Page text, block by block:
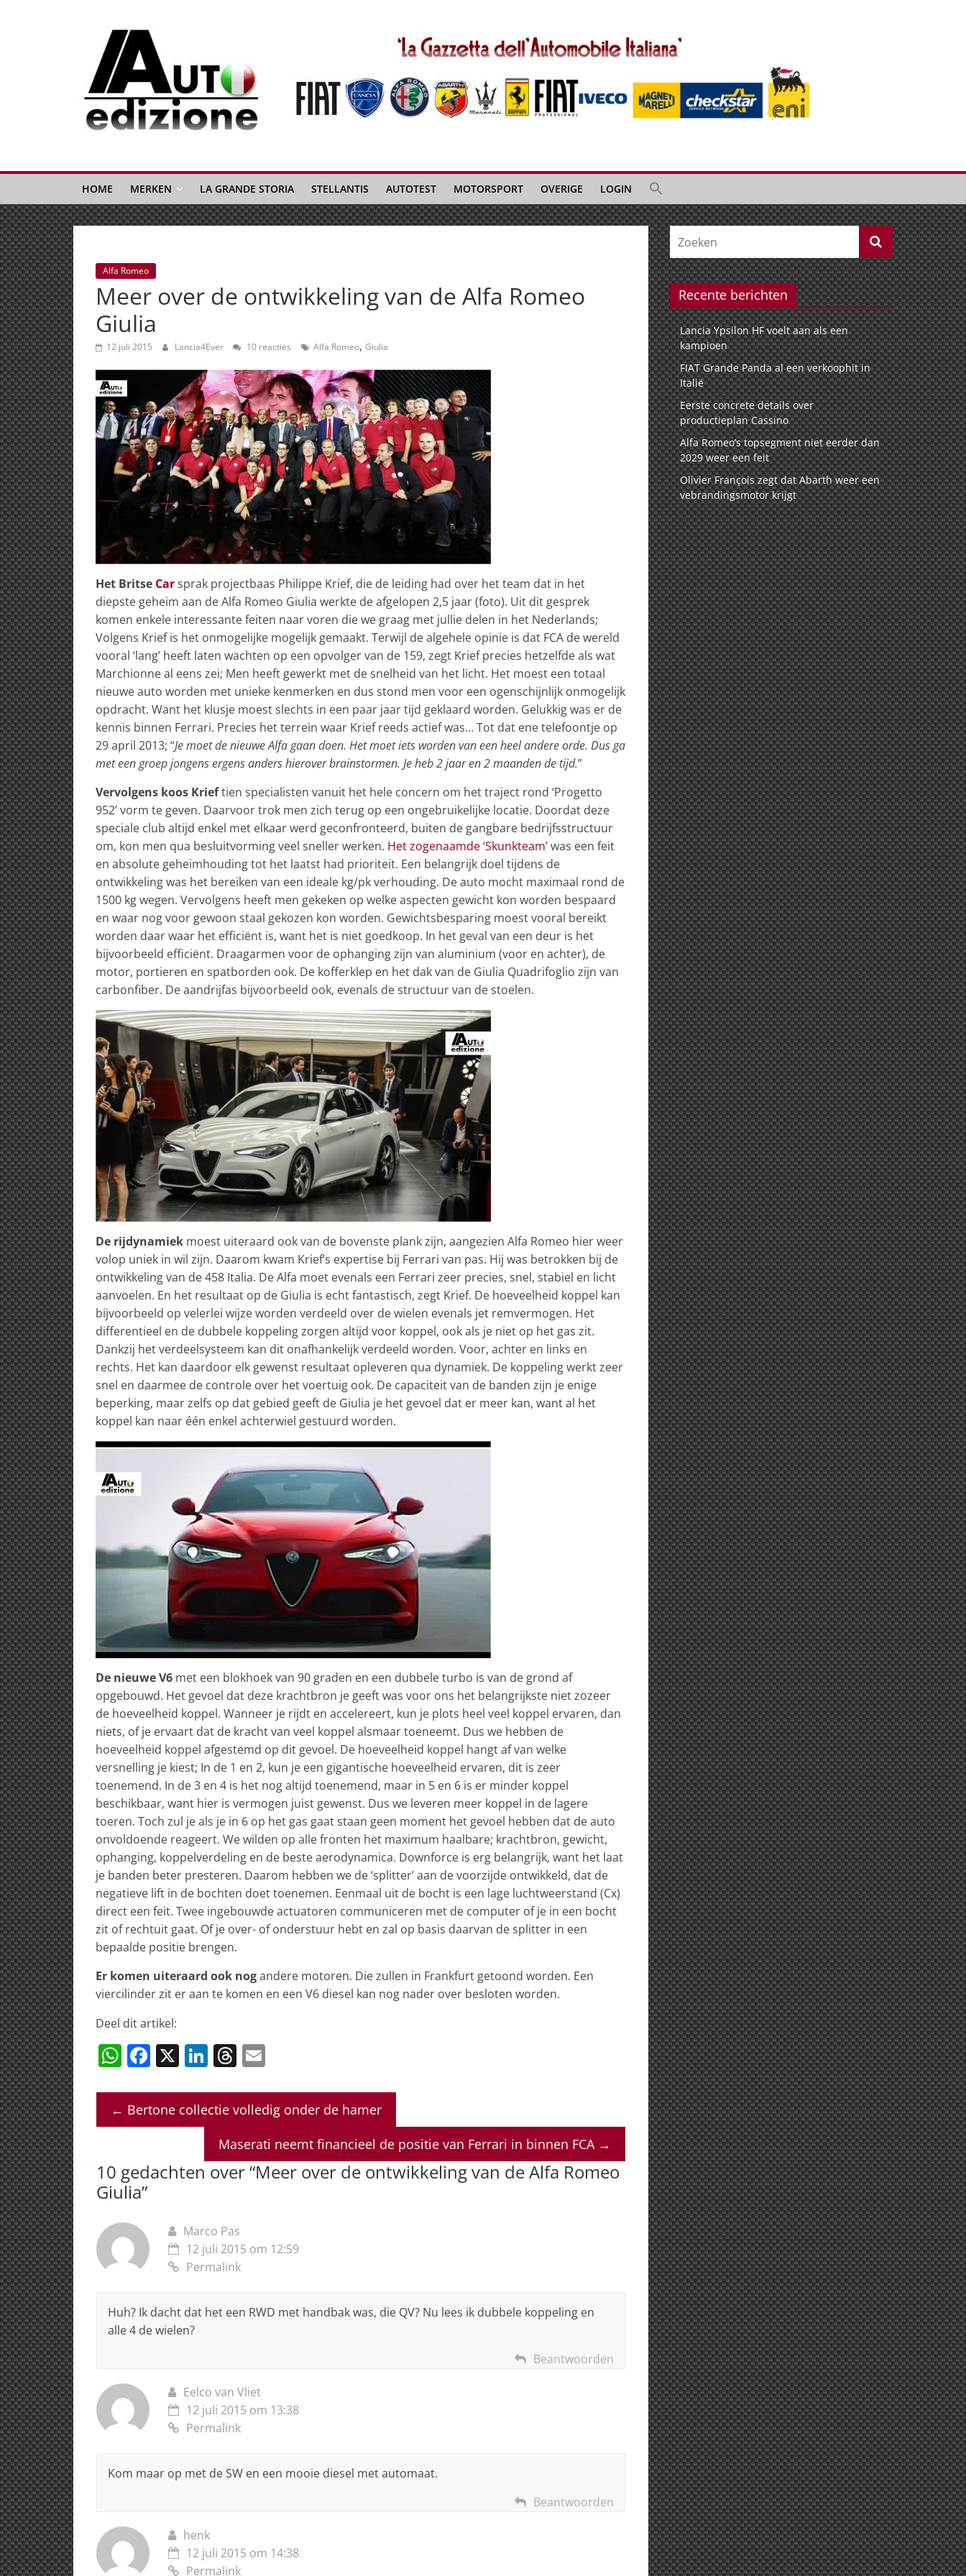
Auto
Edizione
La
Gazetta
dell'Automobile
Italiana
|
Italiaans
autonieuws
&
lifestyle
HOME MERKEN LA GRANDE STORIA STELLANTIS AUTOTEST MOTORSPORT OVERIGE LOGIN
Alfa Romeo
Meer over de ontwikkeling van de Alfa Romeo
Giulia
12 juli 2015 Lancia4Ever 10 reacties Alfa Romeo, Giulia
Het Britse Carsprak projectbaas Philippe Krief, die de leiding had over het team dat in het
diepste geheim aan de Alfa Romeo Giulia werkte de afgelopen 2,5 jaar (foto). Uit dit gesprek
komen enkele interessante feiten naar voren die we graag met jullie delen in het Nederlands;
Volgens Krief is het onmogelijke mogelijk gemaakt. Terwijl de algehele opinie is dat FCA de wereld
vooral ‘lang’ heeft laten wachten op een opvolger van de 159, zegt Krief precies hetzelfde als wat
Marchionne al eens zei; Men heeft gewerkt met de snelheid van het licht. Het moest een totaal
nieuwe auto worden met unieke kenmerken en dus stond men voor een ogenschijnlijk onmogelijk
opdracht. Want het klusje moest slechts in een paar jaar tijd geklaard worden. Gelukkig was er de
kennis binnen Ferrari. Precies het terrein waar Krief reeds actief was… Tot dat ene telefoontje op
29 april 2013; “Je moet de nieuwe Alfa gaan doen. Het moet iets worden van een heel andere orde. Dus ga
met een groep jongens ergens anders hierover brainstormen. Je heb 2 jaar en 2 maanden de tijd.”
Vervolgens koos Krieftien specialisten vanuit het hele concern om het traject rond ‘Progetto
952’ vorm te geven. Daarvoor trok men zich terug op een ongebruikelijke locatie. Doordat deze
speciale club altijd enkel met elkaar werd geconfronteerd, buiten de gangbare bedrijfsstructuur
om, kon men qua besluitvorming veel sneller werken. Het zogenaamde ‘Skunkteam’was een feit
en absolute geheimhouding tot het laatst had prioriteit. Een belangrijk doel tijdens de
ontwikkeling was het bereiken van een ideale kg/pk verhouding. De auto mocht maximaal rond de
1500 kg wegen. Vervolgens heeft men gekeken op welke aspecten gewicht kon worden bespaard
en waar nog voor gewoon staal gekozen kon worden. Gewichtsbesparing moest vooral bereikt
worden daar waar het efficiënt is, want het is niet goedkoop. In het geval van een deur is het
bijvoorbeeld efficiënt. Draagarmen voor de ophanging zijn van aluminium (voor en achter), de
motor, portieren en spatborden ook. De kofferklep en het dak van de Giulia Quadrifoglio zijn van
carbonfiber. De aandrijfas bijvoorbeeld ook, evenals de structuur van de stoelen.
De rijdynamiek moest uiteraard ook van de bovenste plank zijn, aangezien Alfa Romeo hier weer
volop uniek in wil zijn. Daarom kwam Krief’s expertise bij Ferrari van pas. Hij was betrokken bij de
ontwikkeling van de 458 Italia. De Alfa moet evenals een Ferrari zeer precies, snel, stabiel en licht
aanvoelen. En het resultaat op de Giulia is echt fantastisch, zegt Krief. De hoeveelheid koppel kan
bijvoorbeeld op velerlei wijze worden verdeeld over de wielen evenals jet remvermogen. Het
differentieel en de dubbele koppeling zorgen altijd voor koppel, ook als je niet op het gas zit.
Dankzij het verdeelsysteem kan dit onafhankelijk verdeeld worden. Voor, achter en links en
rechts. Het kan daardoor elk gewenst resultaat opleveren qua dynamiek. De koppeling werkt zeer
snel en daarmee de controle over het voertuig ook. De capaciteit van de banden zijn je enige
beperking, maar zelfs op dat gebied geeft de Giulia je het gevoel dat er meer kan, want al het
koppel kan naar één enkel achterwiel gestuurd worden.
De nieuwe V6 met een blokhoek van 90 graden en een dubbele turbo is van de grond af
opgebouwd. Het gevoel dat deze krachtbron je geeft was voor ons het belangrijkste niet zozeer
de hoeveelheid koppel. Wanneer je rijdt en accelereert, kun je plots heel veel koppel ervaren, dan
niets, of je ervaart dat de kracht van veel koppel alsmaar toeneemt. Dus we hebben de
hoeveelheid koppel afgestemd op dit gevoel. De hoeveelheid koppel hangt af van welke
versnelling je kiest; In de 1 en 2, kun je een gigantische hoeveelheid ervaren, dit is zeer
toenemend. In de 3 en 4 is het nog altijd toenemend, maar in 5 en 6 is er minder koppel
beschikbaar, want hier is vermogen juist gewenst. Dus we leveren meer koppel in de lagere
toeren. Toch zul je als je in 6 op het gas gaat staan geen moment het gevoel hebben dat de auto
onvoldoende reageert. We wilden op alle fronten het maximum haalbare; krachtbron, gewicht,
ophanging, koppelverdeling en de beste aerodynamica. Downforce is erg belangrijk, want het laat
je banden beter presteren. Daarom hebben we de ‘splitter’ aan de voorzijde ontwikkeld, dat de
negatieve lift in de bochten doet toenemen. Eenmaal uit de bocht is een lage luchtweerstand (Cx)
direct een feit. Twee ingebouwde actuatoren communiceren met de computer of je in een bocht
zit of rechtuit gaat. Of je over- of onderstuur hebt en zal op basis daarvan de splitter in een
bepaalde positie brengen.
Er komen uiteraard ook nogandere motoren. Die zullen in Frankfurt getoond worden. Een
viercilinder zit er aan te komen en een V6 diesel kan nog nader over besloten worden.
Deel dit artikel:
W
at
s
p
p
F
c
e
o
X Li
k
e
dI
n
T
re
a
d
s
ai
l
← Bertone collectie volledig onder de hamer
Maserati neemt financieel de positie van Ferrari in binnen FCA →
10 gedachten over “Meer over de ontwikkeling van de Alfa Romeo
Giulia”
Marco Pas
12 juli 2015 om 12:59
Permalink
Huh? Ik dacht dat het een RWD met handbak was, die QV? Nu lees ik dubbele koppeling en
alle 4 de wielen?
Beantwoorden
Eelco van Vliet
12 juli 2015 om 13:38
Permalink
Kom maar op met de SW en een mooie diesel met automaat.
Beantwoorden
henk
12 juli 2015 om 14:38
Permalink
Recente berichten
Lancia Ypsilon HF voelt aan als een
kampioen
FIAT Grande Panda al een verkoophit in
Italië
Eerste concrete details over
productieplan Cassino
Alfa Romeo’s topsegment niet eerder dan
2029 weer een feit
Olivier François zegt dat Abarth weer een
vebrandingsmotor krijgt